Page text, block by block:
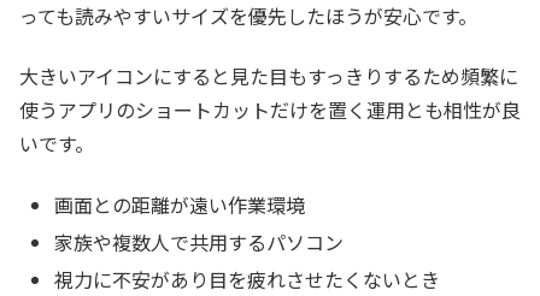
っても読みやすいサイズを優先したほうが安心です。
大きいアイコンにすると見た目もすっきりするため頻繁に
使うアプリのショートカットだけを置く運用とも相性が良
いです。
画面との距離が遠い作業環境
家族や複数人で共用するパソコン
視力に不安があり目を疲れさせたくないとき